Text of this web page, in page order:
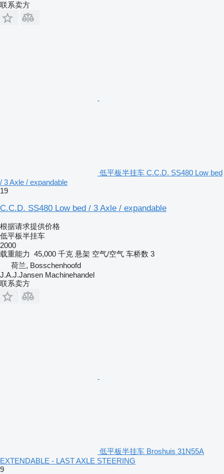
联系卖方
低平板半挂车 C.C.D. SS480 Low bed
/ 3 Axle / expandable
19
C.C.D. SS480 Low bed / 3 Axle / expandable
根据请求提供价格
低平板半挂车
2000
载重能力 45,000 千克 悬架 空气/空气 车桥数 3
荷兰, Bosschenhoofd
J.A.J.Jansen Machinehandel
联系卖方
低平板半挂车 Broshuis 31N55A
EXTENDABLE - LAST AXLE STEERING
9